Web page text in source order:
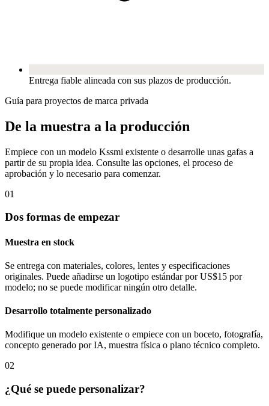
Entrega fiable alineada con sus plazos de producción.
Guía para proyectos de marca privada
De la muestra a la producción
Empiece con un modelo Kssmi existente o desarrolle unas gafas a
partir de su propia idea. Consulte las opciones, el proceso de
aprobación y lo necesario para comenzar.
01
Dos formas de empezar
Muestra en stock
Se entrega con materiales, colores, lentes y especificaciones
originales. Puede añadirse un logotipo estándar por US$15 por
modelo; no se puede modificar ningún otro detalle.
Desarrollo totalmente personalizado
Modifique un modelo existente o empiece con un boceto, fotografía,
concepto generado por IA, muestra física o plano técnico completo.
02
¿Qué se puede personalizar?